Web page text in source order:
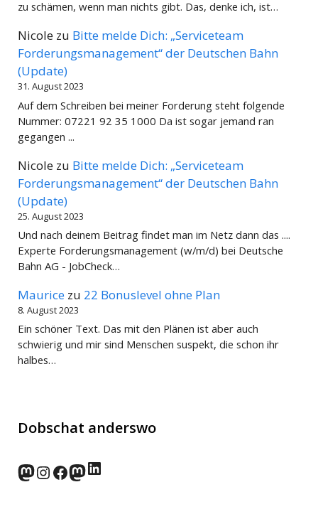
zu schämen, wenn man nichts gibt. Das, denke ich, ist…
Nicole zu Bitte melde Dich: „Serviceteam
Forderungsmanagement“ der Deutschen Bahn
(Update)
31. August 2023
Auf dem Schreiben bei meiner Forderung steht folgende
Nummer: 07221 92 35 1000 Da ist sogar jemand ran
gegangen ...
Nicole zu Bitte melde Dich: „Serviceteam
Forderungsmanagement“ der Deutschen Bahn
(Update)
25. August 2023
Und nach deinem Beitrag findet man im Netz dann das ....
Experte Forderungsmanagement (w/m/d) bei Deutsche
Bahn AG - JobCheck…
Maurice zu 22 Bonuslevel ohne Plan
8. August 2023
Ein schöner Text. Das mit den Plänen ist aber auch
schwierig und mir sind Menschen suspekt, die schon ihr
halbes…
Dobschat anderswo
norden.social
Instagram
Facebook
wp-punks.social
LinkedIn